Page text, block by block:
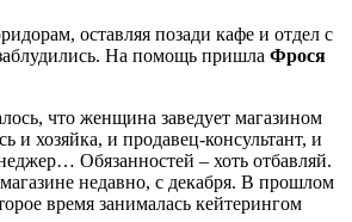
оставляя позади кафе и отдел с
На помощь пришла Фрося
что женщина заведует магазином
и хозяйка, и продавец-консультант, и
Обязанностей – хоть отбавляй.
недавно, с декабря. В прошлом
время занималась кейтерингом